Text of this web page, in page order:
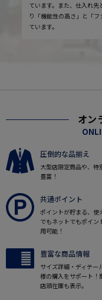
ています。また、仕入れ
り「機能性の高さ」と「
ています。
オン
圧倒的な品揃え
大型店限定商品や、特
豊富！
共通ポイント
ポイントが貯まる、使
でもネットでもポイン
用可能！
豊富な商品情報
サイズ詳細・ディテー
様の購入をサポート！
店頭在庫も表示。